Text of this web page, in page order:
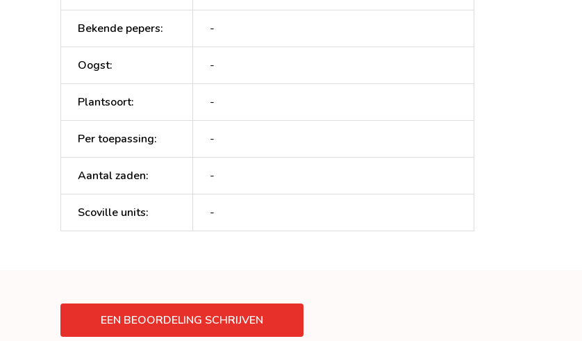
Bekende pepers: -
Oogst: -
Plantsoort: -
Per toepassing: -
Aantal zaden: -
Scoville units: -
EEN BEOORDELING SCHRIJVEN